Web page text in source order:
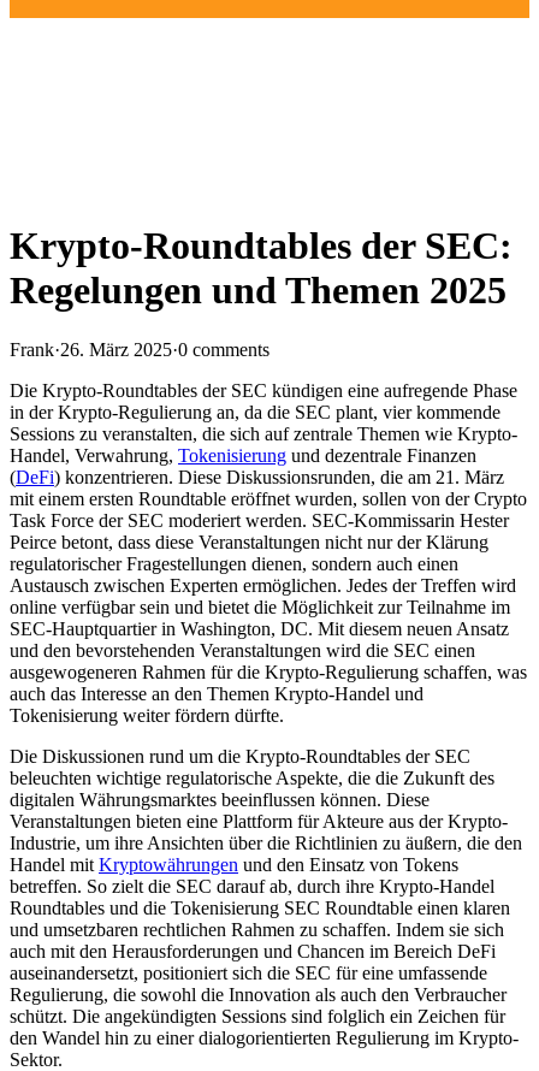
Krypto-Roundtables der SEC:
Regelungen und Themen 2025
Frank·26. März 2025·0 comments
Die Krypto-Roundtables der SEC kündigen eine aufregende Phase
in der Krypto-Regulierung an, da die SEC plant, vier kommende
Sessions zu veranstalten, die sich auf zentrale Themen wie Krypto-
Handel, Verwahrung, Tokenisierung und dezentrale Finanzen
(DeFi) konzentrieren. Diese Diskussionsrunden, die am 21. März
mit einem ersten Roundtable eröffnet wurden, sollen von der Crypto
Task Force der SEC moderiert werden. SEC-Kommissarin Hester
Peirce betont, dass diese Veranstaltungen nicht nur der Klärung
regulatorischer Fragestellungen dienen, sondern auch einen
Austausch zwischen Experten ermöglichen. Jedes der Treffen wird
online verfügbar sein und bietet die Möglichkeit zur Teilnahme im
SEC-Hauptquartier in Washington, DC. Mit diesem neuen Ansatz
und den bevorstehenden Veranstaltungen wird die SEC einen
ausgewogeneren Rahmen für die Krypto-Regulierung schaffen, was
auch das Interesse an den Themen Krypto-Handel und
Tokenisierung weiter fördern dürfte.
Die Diskussionen rund um die Krypto-Roundtables der SEC
beleuchten wichtige regulatorische Aspekte, die die Zukunft des
digitalen Währungsmarktes beeinflussen können. Diese
Veranstaltungen bieten eine Plattform für Akteure aus der Krypto-
Industrie, um ihre Ansichten über die Richtlinien zu äußern, die den
Handel mit Kryptowährungen und den Einsatz von Tokens
betreffen. So zielt die SEC darauf ab, durch ihre Krypto-Handel
Roundtables und die Tokenisierung SEC Roundtable einen klaren
und umsetzbaren rechtlichen Rahmen zu schaffen. Indem sie sich
auch mit den Herausforderungen und Chancen im Bereich DeFi
auseinandersetzt, positioniert sich die SEC für eine umfassende
Regulierung, die sowohl die Innovation als auch den Verbraucher
schützt. Die angekündigten Sessions sind folglich ein Zeichen für
den Wandel hin zu einer dialogorientierten Regulierung im Krypto-
Sektor.